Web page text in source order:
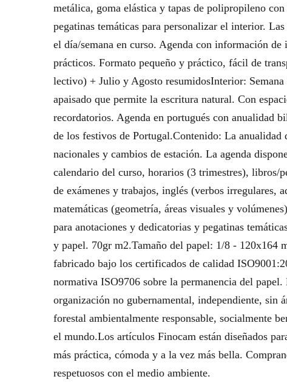
metálica, goma elástica y tapas de polipropileno
pegatinas temáticas para personalizar el interior.
el día/semana en curso. Agenda con información
prácticos. Formato pequeño y práctico, fácil de
lectivo) + Julio y Agosto resumidosInterior:
apaisado que permite la escritura natural. Con
recordatorios. Agenda en portugués con anualidad
de los festivos de Portugal.Contenido: La
nacionales y cambios de estación. La agenda
calendario del curso, horarios (3 trimestres), libros/
de exámenes y trabajos, inglés (verbos irregulares,
matemáticas (geometría, áreas visuales y
para anotaciones y dedicatorias y pegatinas
y papel. 70gr m2.Tamaño del papel: 1/8 - 120x164
fabricado bajo los certificados de calidad
normativa ISO9706 sobre la permanencia del
organización no gubernamental, independiente, sin
forestal ambientalmente responsable, socialmente
el mundo.Los artículos Finocam están diseñados
más práctica, cómoda y a la vez más bella.
respetuosos con el medio ambiente.